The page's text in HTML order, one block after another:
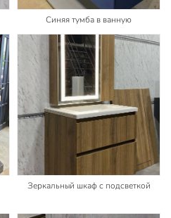
Синяя тумба в ванную
Зеркальный шкаф с подсветкой